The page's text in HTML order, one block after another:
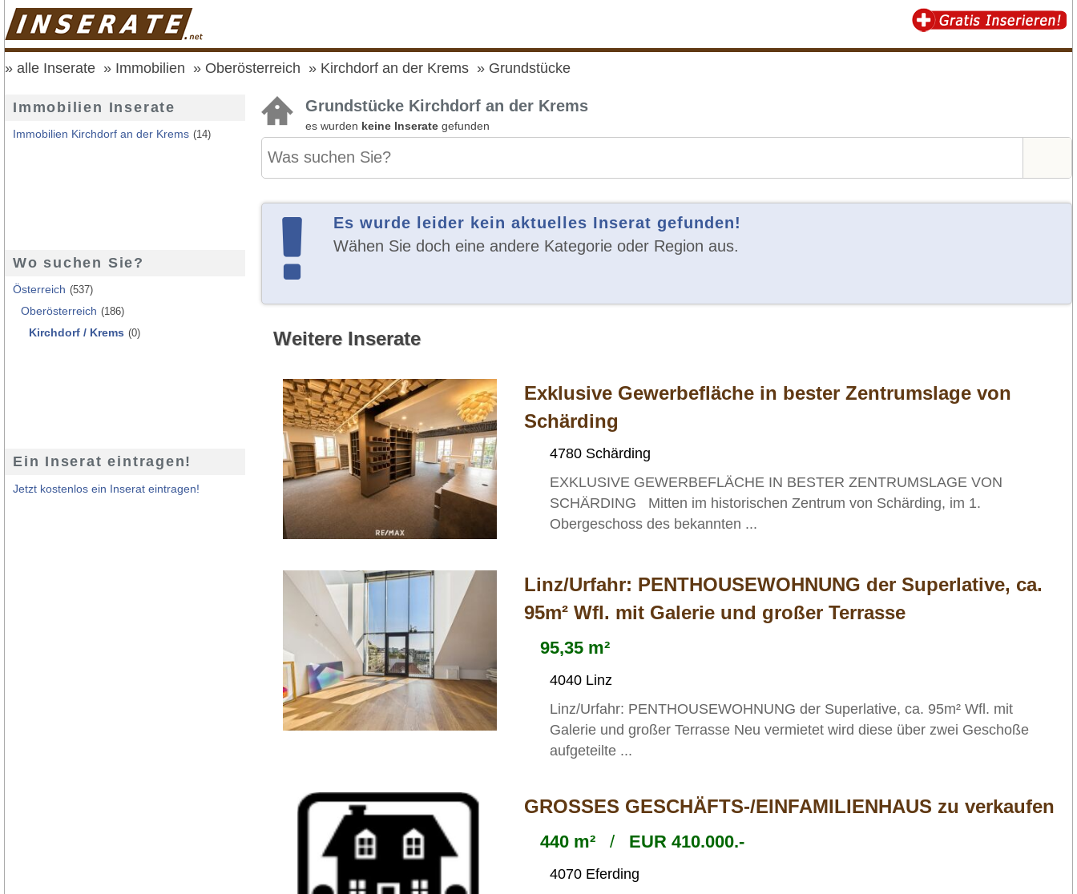
alle Inserate Immobilien Oberösterreich Kirchdorf an der Krems Grundstücke
Grundstücke Kirchdorf an der Krems
es wurden keine Inserate gefunden
Es wurde leider kein aktuelles Inserat gefunden!
Wähen Sie doch eine andere Kategorie oder Region aus.
Weitere Inserate
Exklusive Gewerbefläche in bester Zentrumslage von
Schärding
4780 Schärding
EXKLUSIVE GEWERBEFLÄCHE IN BESTER ZENTRUMSLAGE VON
SCHÄRDING Mitten im historischen Zentrum von Schärding, im 1.
Obergeschoss des bekannten ...
Linz/Urfahr: PENTHOUSEWOHNUNG der Superlative, ca.
95m² Wfl. mit Galerie und großer Terrasse
95,35 m²
4040 Linz
Linz/Urfahr: PENTHOUSEWOHNUNG der Superlative, ca. 95m² Wfl. mit
Galerie und großer Terrasse Neu vermietet wird diese über zwei Geschoße
aufgeteilte ...
GROSSES GESCHÄFTS-/EINFAMILIENHAUS zu verkaufen
440 m² / EUR 410.000.-
4070 Eferding
Immobilien Inserate
Immobilien Kirchdorf an der Krems (14)
Wo suchen Sie?
Österreich (537)
Oberösterreich (186)
Kirchdorf / Krems (0)
Ein Inserat eintragen!
Jetzt kostenlos ein Inserat eintragen!